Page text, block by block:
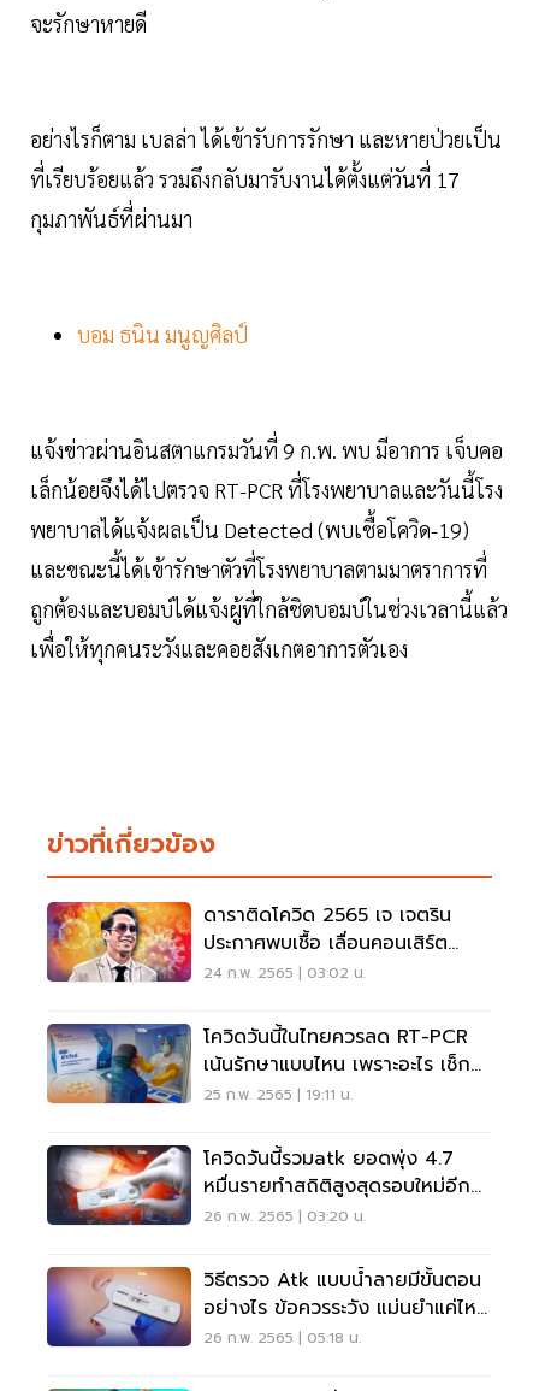
จะรักษาหายดี
อย่างไรก็ตาม เบลล่า ได้เข้ารับการรักษา และหายป่วยเป็น
ที่เรียบร้อยแล้ว รวมถึงกลับมารับงานได้ตั้งแต่วันที่ 17
กุมภาพันธ์ที่ผ่านมา
บอม ธนิน มนูญศิลป์
แจ้งข่าวผ่านอินสตาแกรมวันที่ 9 ก.พ. พบ มีอาการ เจ็บคอ
เล็กน้อยจึงได้ไปตรวจ RT-PCR ที่โรงพยาบาลและวันนี้โรง
พยาบาลได้แจ้งผลเป็น Detected (พบเชื้อโควิด-19)
และขณะนี้ได้เข้ารักษาตัวที่โรงพยาบาลตามมาตราการที่
ถูกต้องและบอมบ์ได้แจ้งผู้ที่ใกล้ชิดบอมบ์ในช่วงเวลานี้แล้ว
เพื่อให้ทุกคนระวังและคอยสังเกตอาการตัวเอง
ข่าวที่เกี่ยวข้อง
ดาราติดโควิด 2565 เจ เจตริน
ประกาศพบเชื้อ เลื่อนคอนเสิร์ต
จนกว่าจะหาย
24 ก.พ. 2565 | 03:02 น.
โควิดวันนี้ในไทยควรลด RT-PCR
เน้นรักษาแบบไหน เพราะอะไร เช็ก
เลย
25 ก.พ. 2565 | 19:11 น.
โควิดวันนี้รวมatk ยอดพุ่ง 4.7
หมื่นรายทำสถิติสูงสุดรอบใหม่อีก
ครั้ง
26 ก.พ. 2565 | 03:20 น.
วิธีตรวจ Atk แบบน้ำลายมีขั้นตอน
อย่างไร ข้อควรระวัง แม่นยำแค่ไหน
เช็กเลย
26 ก.พ. 2565 | 05:18 น.